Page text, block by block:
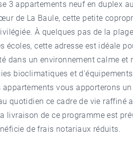
3 appartements neuf en duplex
de La Baule, cette petite
À quelques pas de la
écoles, cette adresse est idéale
dans un environnement calme et
bioclimatiques et d'équipements
vous apporterons
quotidien ce cadre de vie raffiné
livraison de ce programme est
de frais notariaux réduits.